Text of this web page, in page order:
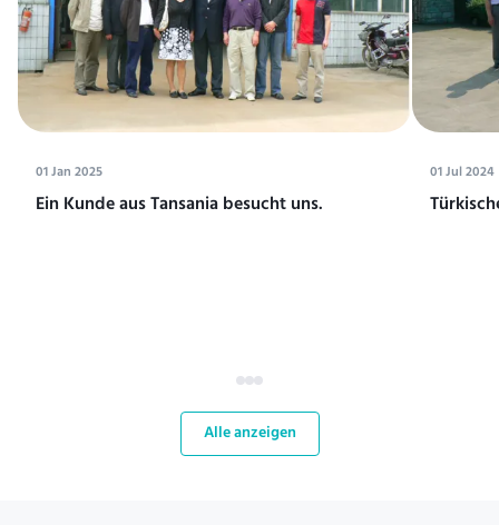
01 Jan 2025
Ein Kunde aus Tansania besucht uns.
01 Jul 2024
Alle anzeigen